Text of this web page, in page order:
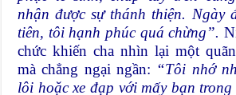
nhận được sự thánh thiện. Ngày
tiên, tôi hạnh phúc quá chừng”.
chức khiến cha nhìn lại một
mà chẳng ngại ngần: “Tôi nhớ
lôi hoặc xe đạp với mấy bạn